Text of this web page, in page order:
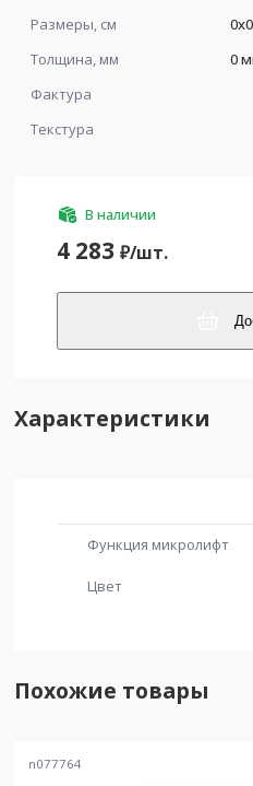
Размеры, см
Толщина, мм
0
Фактура
Текстура
В наличии
4 283 ₽/шт.
Характеристики
Функция микролифт
Цвет
Похожие товары
n077764